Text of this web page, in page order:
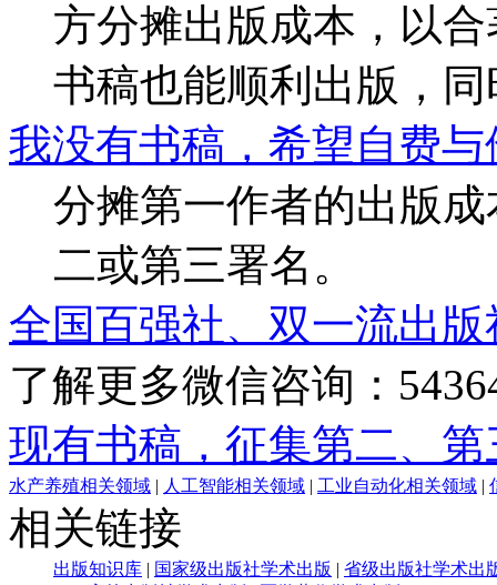
方分摊出版成本，以
书稿也能顺利出版，
我没有书稿，希望自费
分摊第一作者的出版
二或第三署名。
全国百强社、双一流出
了解更多微信咨询：
现有书稿，征集第二、
水产养殖相关领域 人工智能相关领域 工业自动化相关领域
相关链接
出版知识库 国家级出版社学术出版
省级出版社学术出